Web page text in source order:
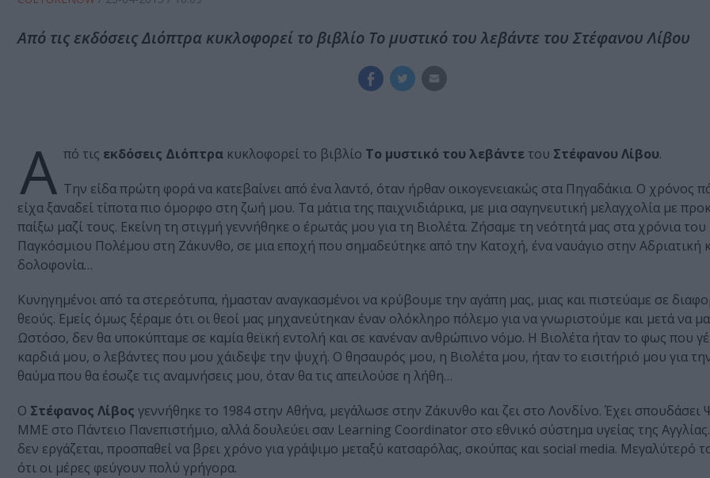
Από τις εκδόσεις Διόπτρα κυκλοφορεί το βιβλίο Το μυστικό του λεβάντε του Στέφανου Λίβου
Α πό τις εκδόσεις Διόπτρα κυκλοφορεί το βιβλίο Το μυστικό του λεβάντε του Στέφανου Λίβου.
Την είδα πρώτη φορά να κατεβαίνει από ένα λαντό, όταν ήρθαν οικογενειακώς στα Πηγαδάκια. Ο χρόνος
είχα ξαναδεί τίποτα πιο όμορφο στη ζωή μου. Τα μάτια της παιχνιδιάρικα, με μια σαγηνευτική μελαγχολία με
παίξω μαζί τους. Εκείνη τη στιγμή γεννήθηκε ο έρωτάς μου για τη Βιολέτα. Ζήσαμε τη νεότητά μας στα χρόνια του
Παγκόσμιου Πολέμου στη Ζάκυνθο, σε μια εποχή που σημαδεύτηκε από την Κατοχή, ένα ναυάγιο στην Αδριατική
δολοφονία…
Κυνηγημένοι από τα στερεότυπα, ήμασταν αναγκασμένοι να κρύβουμε την αγάπη μας, μιας και πιστεύαμε σε
θεούς. Εμείς όμως ξέραμε ότι οι θεοί μας μηχανεύτηκαν έναν ολόκληρο πόλεμο για να γνωριστούμε και μετά να
Ωστόσο, δεν θα υποκύπταμε σε καμία θεϊκή εντολή και σε κανέναν ανθρώπινο νόμο. Η Βιολέτα ήταν το φως που
καρδιά μου, ο λεβάντες που μου χάιδεψε την ψυχή. Ο θησαυρός μου, η Βιολέτα μου, ήταν το εισιτήριό μου για
θαύμα που θα έσωζε τις αναμνήσεις μου, όταν θα τις απειλούσε η λήθη…
Ο Στέφανος Λίβος γεννήθηκε το 1984 στην Αθήνα, μεγάλωσε στην Ζάκυνθο και ζει στο Λονδίνο. Έχει σπουδάσει
ΜΜΕ στο Πάντειο Πανεπιστήμιο, αλλά δουλεύει σαν Learning Coordinator στο εθνικό σύστημα υγείας της
δεν εργάζεται, προσπαθεί να βρει χρόνο για γράψιμο μεταξύ κατσαρόλας, σκούπας και social media. Μεγαλύτερό
ότι οι μέρες φεύγουν πολύ γρήγορα.